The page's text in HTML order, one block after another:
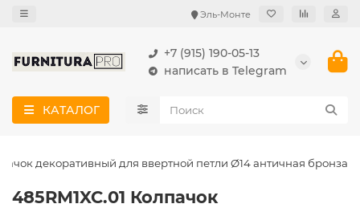
Эль-Монте
+7 (915) 190-05-13
написать в Telegram
КАТАЛОГ
декоративный для ввертной петли Ø14 античная бронза
485RM1XC.01 Колпачок